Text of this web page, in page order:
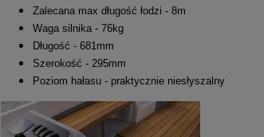
Zalecana max długość łodzi - 8m
Waga silnika - 76kg
Długość - 681mm
Szerokość - 295mm
Poziom hałasu - praktycznie niesłyszalny